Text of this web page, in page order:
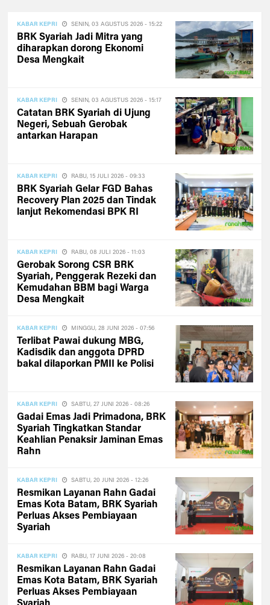
KABAR KEPRI SENIN, 03 AGUSTUS 2026 - 15:22
BRK Syariah Jadi Mitra yang
diharapkan dorong Ekonomi
Desa Mengkait
KABAR KEPRI SENIN, 03 AGUSTUS 2026 - 15:17
Catatan BRK Syariah di Ujung
Negeri, Sebuah Gerobak
antarkan Harapan
KABAR KEPRI RABU, 15 JULI 2026 - 09:33
BRK Syariah Gelar FGD Bahas
Recovery Plan 2025 dan Tindak
lanjut Rekomendasi BPK RI
KABAR KEPRI RABU, 08 JULI 2026 - 11:03
Gerobak Sorong CSR BRK
Syariah, Penggerak Rezeki dan
Kemudahan BBM bagi Warga
Desa Mengkait
KABAR KEPRI MINGGU, 28 JUNI 2026 - 07:56
Terlibat Pawai dukung MBG,
Kadisdik dan anggota DPRD
bakal dilaporkan PMII ke Polisi
KABAR KEPRI SABTU, 27 JUNI 2026 - 08:26
Gadai Emas Jadi Primadona, BRK
Syariah Tingkatkan Standar
Keahlian Penaksir Jaminan Emas
Rahn
KABAR KEPRI SABTU, 20 JUNI 2026 - 12:26
Resmikan Layanan Rahn Gadai
Emas Kota Batam, BRK Syariah
Perluas Akses Pembiayaan
Syariah
KABAR KEPRI RABU, 17 JUNI 2026 - 20:08
Resmikan Layanan Rahn Gadai
Emas Kota Batam, BRK Syariah
Perluas Akses Pembiayaan